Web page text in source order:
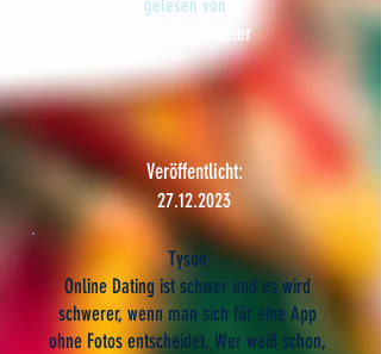
gelesen von
Simone Strohmeier
Veröffentlicht:
27.12.2023
Tyson
Online Dating ist schwer und es wird
schwerer, wenn man sich für eine App
ohne Fotos entscheidet. Wer weiß schon,